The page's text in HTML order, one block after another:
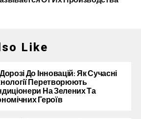
Like
До Інновацій: Як Сучасні
Перетворюють
На Зелених Та
Героїв